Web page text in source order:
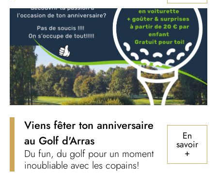
Viens fêter ton anniversaire
au Golf d'Arras
Du fun, du golf pour un moment
inoubliable avec les copains!
En
savoir
+